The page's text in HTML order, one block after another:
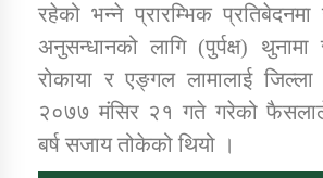
रहेको भन्ने प्रारम्भिक
अनुसन्धानको लागि (पुर्पक्ष)
रोकाया र एङ्गल लामालाई
२०७७ मंसिर २१ गते गरेको
बर्ष सजाय तोकेको थियो ।